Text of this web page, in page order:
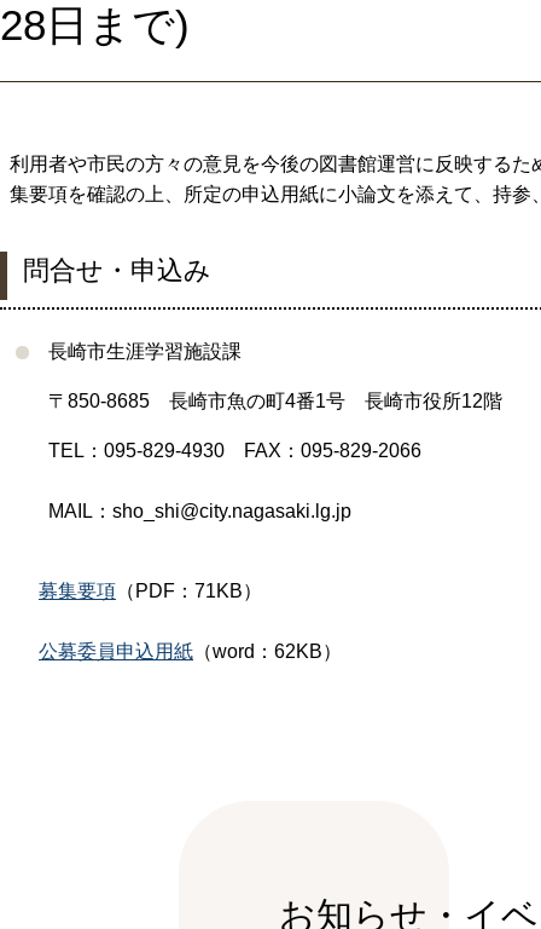
28日まで)
利用者や市民の方々の意見を今後の図書館運営に反映する
集要項を確認の上、所定の申込用紙に小論文を添えて、持
問合せ・申込み
長崎市生涯学習施設課
〒 850-8685 長崎市魚の町4番1号 長崎市役所12階
TEL： 095-829-4930 FAX ： 095-829-2066
MAIL：sho_shi@city.nagasaki.lg.jp
募集要項 （PDF：71KB）
公募委員申込用紙 （word：62KB）
お知らせ・イベ